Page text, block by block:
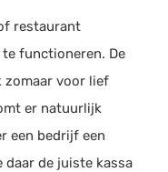
restaurant
functioneren. De
zomaar voor lief
er natuurlijk
een bedrijf een
de juiste kassa